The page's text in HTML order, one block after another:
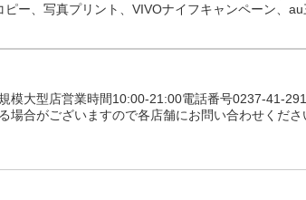
ー、写真プリント、VIVOナイフキャンペーン、au
模大型店営業時間10:00-21:00電話番号0237-41-
場合がございますので各店舗にお問い合わせくだ